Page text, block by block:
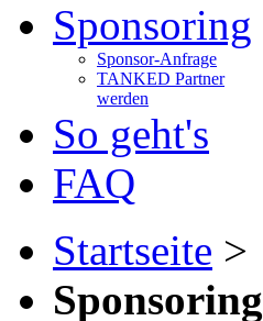
Sponsoring
Sponsor-Anfrage
TANKED Partner
werden
So geht's
FAQ
Startseite >
Sponsoring